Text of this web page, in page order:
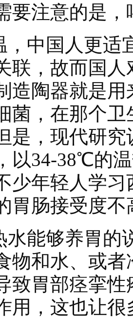
要注意的是
中国人更适
联，故而国
造陶器就是
菌，在那个
是，现代研
以34-38℃的
少年轻人学
胃肠接受度
能够养胃的
物和水、或
致胃部痉挛
用，这也让